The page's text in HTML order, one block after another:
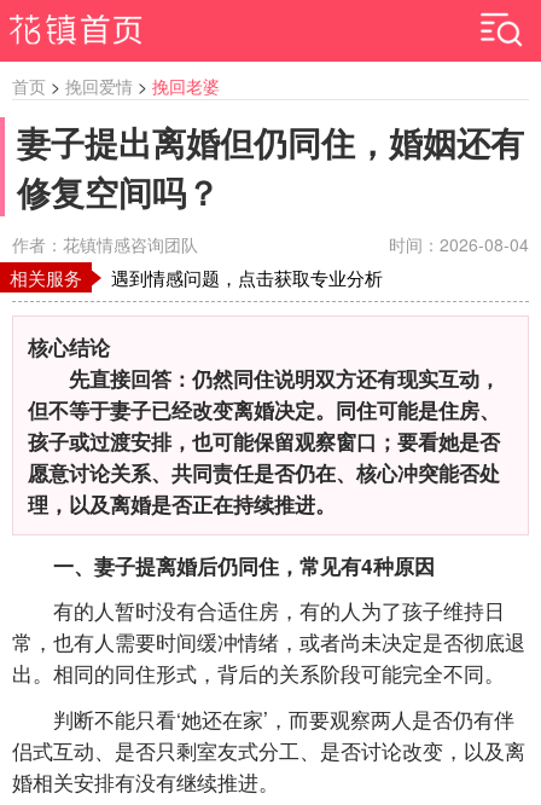
首页 > 挽回爱情 > 挽回老婆
妻子提出离婚但仍同住，婚姻还有
修复空间吗？
作者：花镇情感咨询团队 时间：2026-08-04
相关服务 遇到情感问题，点击获取专业分析
核心结论
先直接回答：仍然同住说明双方还有现实互动，
但不等于妻子已经改变离婚决定。同住可能是住房、
孩子或过渡安排，也可能保留观察窗口；要看她是否
愿意讨论关系、共同责任是否仍在、核心冲突能否处
理，以及离婚是否正在持续推进。
一、妻子提离婚后仍同住，常见有4种原因
有的人暂时没有合适住房，有的人为了孩子维持日
常，也有人需要时间缓冲情绪，或者尚未决定是否彻底退
出。相同的同住形式，背后的关系阶段可能完全不同。
判断不能只看‘她还在家’，而要观察两人是否仍有伴
侣式互动、是否只剩室友式分工、是否讨论改变，以及离
婚相关安排有没有继续推进。